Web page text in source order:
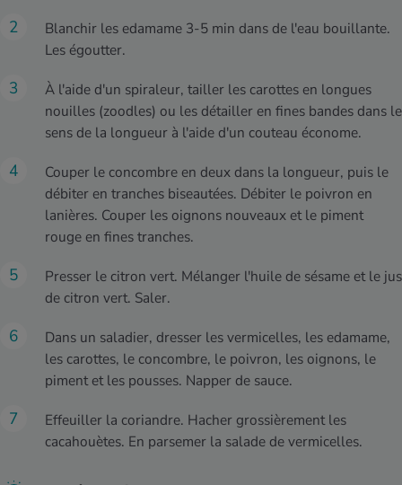
Blanchir les edamame 3-5 min dans de l'eau bouillante.
Les égoutter.
À l'aide d'un spiraleur, tailler les carottes en longues
nouilles (zoodles) ou les détailler en fines bandes dans le
sens de la longueur à l'aide d'un couteau économe.
Couper le concombre en deux dans la longueur, puis le
débiter en tranches biseautées. Débiter le poivron en
lanières. Couper les oignons nouveaux et le piment
rouge en fines tranches.
Presser le citron vert. Mélanger l'huile de sésame et le jus
de citron vert. Saler.
Dans un saladier, dresser les vermicelles, les edamame,
les carottes, le concombre, le poivron, les oignons, le
piment et les pousses. Napper de sauce.
Effeuiller la coriandre. Hacher grossièrement les
cacahouètes. En parsemer la salade de vermicelles.